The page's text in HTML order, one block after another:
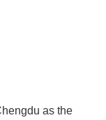
as the